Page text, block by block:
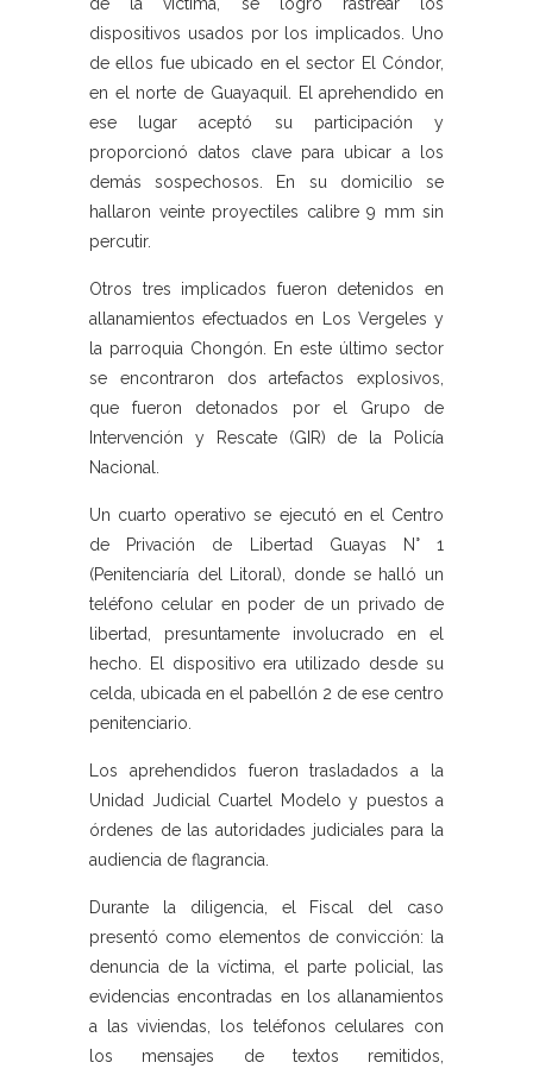
de la víctima, se logró rastrear los
dispositivos usados por los implicados. Uno
de ellos fue ubicado en el sector El Cóndor,
en el norte de Guayaquil. El aprehendido en
ese lugar aceptó su participación y
proporcionó datos clave para ubicar a los
demás sospechosos. En su domicilio se
hallaron veinte proyectiles calibre 9 mm sin
percutir.
Otros tres implicados fueron detenidos en
allanamientos efectuados en Los Vergeles y
la parroquia Chongón. En este último sector
se encontraron dos artefactos explosivos,
que fueron detonados por el Grupo de
Intervención y Rescate (GIR) de la Policía
Nacional.
Un cuarto operativo se ejecutó en el Centro
de Privación de Libertad Guayas N° 1
(Penitenciaría del Litoral), donde se halló un
teléfono celular en poder de un privado de
libertad, presuntamente involucrado en el
hecho. El dispositivo era utilizado desde su
celda, ubicada en el pabellón 2 de ese centro
penitenciario.
Los aprehendidos fueron trasladados a la
Unidad Judicial Cuartel Modelo y puestos a
órdenes de las autoridades judiciales para la
audiencia de flagrancia.
Durante la diligencia, el Fiscal del caso
presentó como elementos de convicción: la
denuncia de la víctima, el parte policial, las
evidencias encontradas en los allanamientos
a las viviendas, los teléfonos celulares con
los mensajes de textos remitidos,